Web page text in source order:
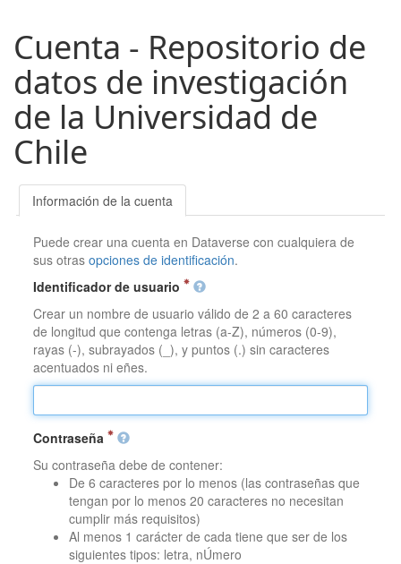
Cuenta - Repositorio de
datos de investigación
de la Universidad de
Chile
Información de la cuenta
Puede crear una cuenta en Dataverse con cualquiera de
sus otrasopciones de identificación.
Identificador de usuario
Crear un nombre de usuario válido de 2 a 60 caracteres
de longitud que contenga letras (a-Z), números (0-9),
rayas (-), subrayados (_), y puntos (.) sin caracteres
acentuados ni eñes.
Contraseña
Su contraseña debe de contener:
De 6 caracteres por lo menos (las contraseñas que
tengan por lo menos 20 caracteres no necesitan
cumplir más requisitos)
Al menos 1 carácter de cada tiene que ser de los
siguientes tipos: letra, nÚmero